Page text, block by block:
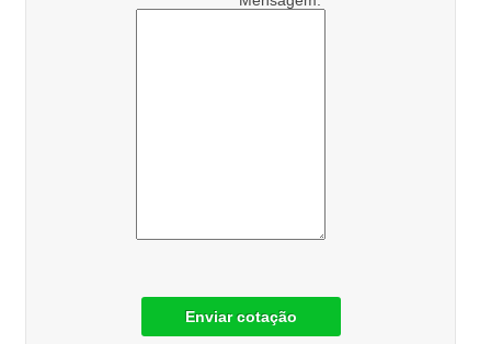
Enviar cotação